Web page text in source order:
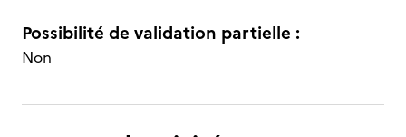
Possibilité de validation partielle :
Non